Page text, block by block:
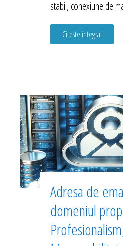
stabil, conexiune de
Citeste integral
Adresa de
domeniul